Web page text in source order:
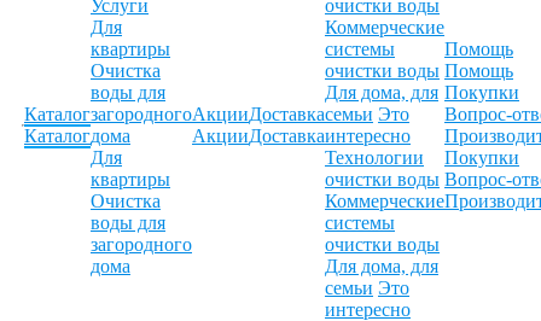
Каталог
Каталог
Услуги
Для
квартиры
Очистка
воды для
загородного
дома
Для
квартиры
Очистка
воды для
загородного
дома
Акции
Акции
Доставка
Доставка
очистки воды
Коммерческие
системы
очистки воды
Для дома, для
семьи Это
интересно
Технологии
очистки воды
Коммерческие
системы
очистки воды
Для дома, для
семьи Это
интересно
Помощь
Помощь
Покупки
Вопрос-
Покупки
Вопрос-